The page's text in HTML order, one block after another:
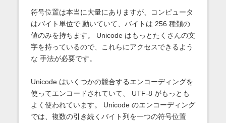
符号位置は本当に大量にありますが、コンピュータ
はバイト単位で 動いていて、バイトは 256 種類の
値のみを持ちます。 Unicode はもっとたくさんの文
字を持っているので、これらにアクセスできるよう
な 手法が必要です。
Unicode はいくつかの競合するエンコーディングを
使ってエンコードされていて、 UTF-8 がもっとも
よく使われています。 Unicode のエンコーディング
では、複数の引き続くバイト列を一つの符号位置